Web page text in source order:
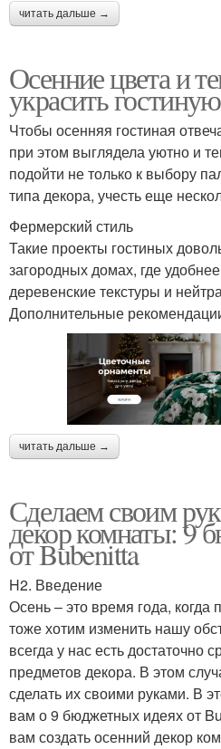
читать дальше →
Осенние цвета и
украсить
Чтобы осенняя гостиная
при этом выглядела уютно и
подойти не только к выбору
типа декора, учесть еще
Фермерский стиль
Такие проекты гостиных
загородных домах, где
деревенские текстуры и
Дополнительные
читать дальше →
Сделаем своим
декор комнаты: 9
от Bubenitta
H2. Введение
Осень – это время года,
тоже хотим изменить нашу
всегда у нас есть достаточно
предметов декора. В этом
сделать их своими руками. В
вам о 9 бюджетных идеях от
вам создать осенний декор